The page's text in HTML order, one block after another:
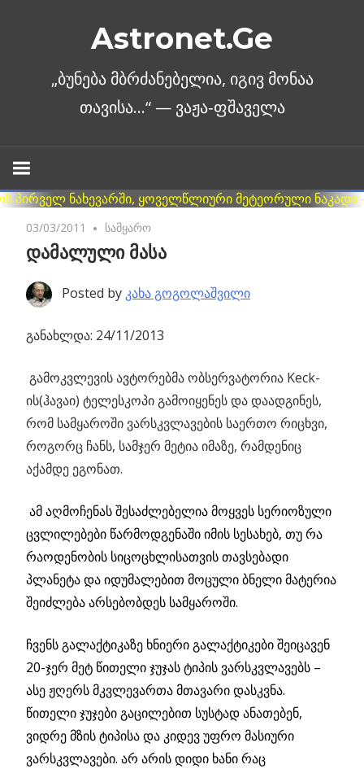
Astronet.Ge
03/03/2011 No comments
სამყარო
დამალული მასა
Posted by კახა გოგოლაშვილი
განახლდა: 24/11/2013
გამოკვლევის ავტორებმა ობსერვატორია Keck-
ის(ჰავაი) ტელესკოპი გამოიყენეს და დაადგინეს,
რომ სამყაროში ვარსკვლავების საერთო რიცხვი,
როგორც ჩანს, სამჯერ მეტია იმაზე, რამდენიც
აქამდე ეგონათ.
ამ აღმოჩენას შესაძლებელია მოყვეს სერიოზული
ცვლილებები წარმოდგენაში იმის სესახებ, თუ რა
რაოდენობის სიცოცხლისათვის თავსებადი
პლანეტა და იდუმალებით მოცული ბნელი მატერია
შეიძლება არსებობდეს სამყაროში.
ჩვენს გალაქტიკაზე ხნიერი გალაქტიკები შეიცავენ
20-ჯერ მეტ წითელი ჯუჯას ტიპის ვარსკვლავებს –
ასე ჟღერს მკვლევართა მთავარი დასკვნა.
წითელი ჯუჯები გაცილებით სუსტად ანათებენ,
ვიდრე მზის ტიპისა და კიდევ უფრო მასიური
ვარსკვლავები. არ არის დიდი ხანი რაც